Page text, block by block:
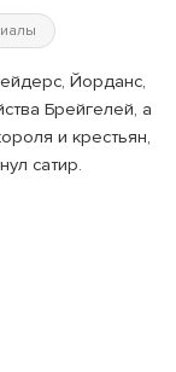
Йорданс,
Брейгелей, а
и крестьян,
сатир.